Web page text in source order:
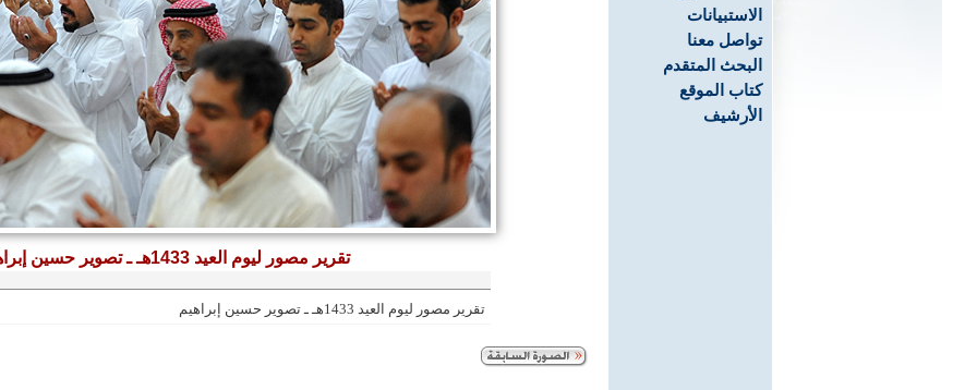
الاستبيانات
تواصل معنا
البحث المتقدم
كتاب الموقع
الأرشيف
تقرير مصور ليوم العيد 1433هـ ـ تصوير حسين إبراهيم
تقرير مصور ليوم العيد 1433هـ ـ تصوير حسين إبراهيم